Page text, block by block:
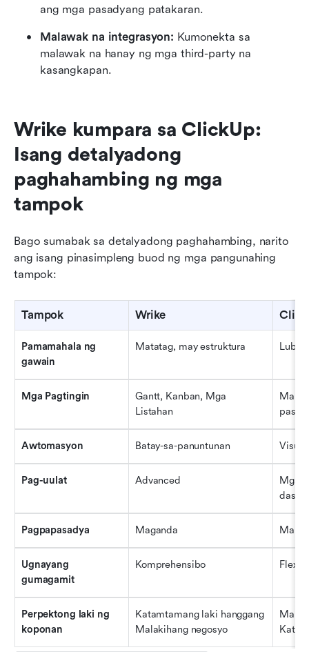
ang mga pasadyang patakaran.
Malawak na integrasyon: Kumonekta sa
malawak na hanay ng mga third-party na
kasangkapan.
Wrike kumpara sa ClickUp:
Isang detalyadong
paghahambing ng mga
tampok
Bago sumabak sa detalyadong paghahambing, narito
ang isang pinasimpleng buod ng mga pangunahing
tampok:
Tampok Wrike
Pamamahala ng
gawain
Matatag, may estruktura
Mga Pagtingin
Gantt, Kanban, Mga
Listahan
Awtomasyon Batay-sa-panuntunan
Pag-uulat Advanced
Mga
Pagpapasadya Maganda
Ugnayang
gumagamit
Komprehensibo
Perpektong laki ng
koponan
Katamtamang laki hanggang
Malakihang negosyo
Maliit